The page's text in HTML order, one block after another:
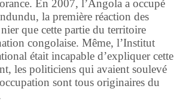
En 2007, l’Angola a occupé
la première réaction des
que cette partie du territoire
congolaise. Même, l’Institut
était incapable d’expliquer cette
les politiciens qui avaient soulevé
sont tous originaires du